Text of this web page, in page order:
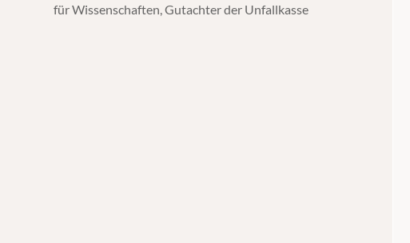
für Wissenschaften, Gutachter der Unfallkasse